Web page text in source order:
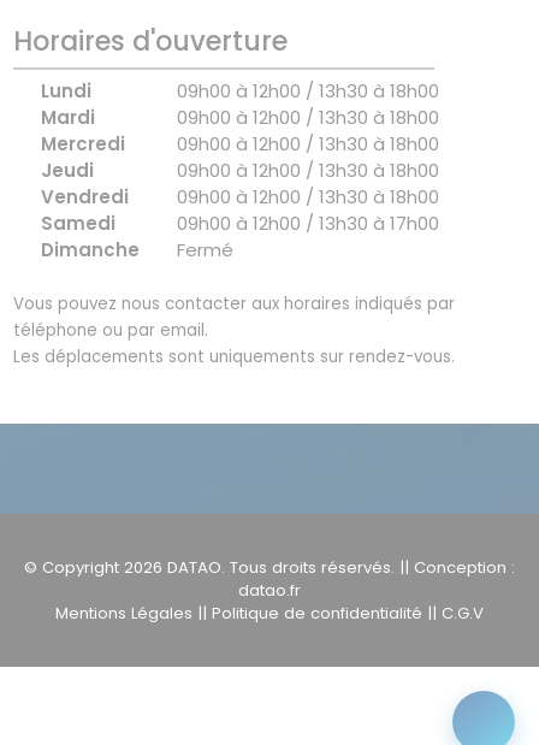
Horaires d'ouverture
Lundi
09h00 à 12h00 / 13h30 à 18h00
Mardi
09h00 à 12h00 / 13h30 à 18h00
Mercredi
09h00 à 12h00 / 13h30 à 18h00
Jeudi
09h00 à 12h00 / 13h30 à 18h00
Vendredi
09h00 à 12h00 / 13h30 à 18h00
Samedi
09h00 à 12h00 / 13h30 à 17h00
Dimanche
Fermé
Vous pouvez nous contacter aux horaires indiqués par
téléphone ou par email.
Les déplacements sont uniquements sur rendez-vous.
© Copyright 2026 DATAO. Tous droits réservés. || Conception :
datao.fr
Mentions Légales || Politique de confidentialité || C.G.V